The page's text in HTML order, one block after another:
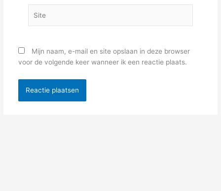
Mijn naam, e-mail en site opslaan in deze browser
voor de volgende keer wanneer ik een reactie plaats.